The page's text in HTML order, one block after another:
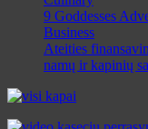
9 Goddesses
Business
Ateities
namų ir kapinių